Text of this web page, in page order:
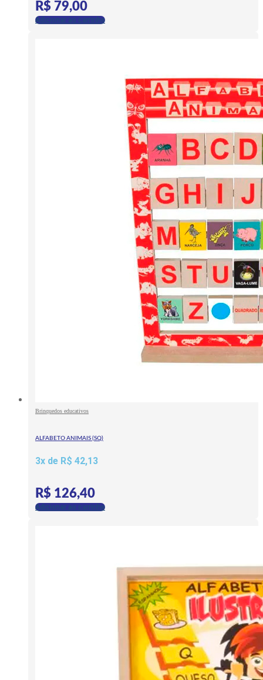
R$ 79,00
Adicionar ao carrinho
Brinquedos educativos
ALFABETO ANIMAIS (SQ)
3x de R$ 42,13
R$ 126,40
Adicionar ao carrinho